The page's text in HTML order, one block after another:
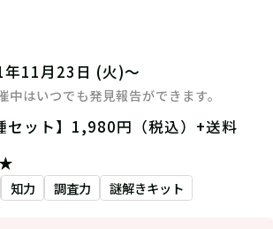
年11月23日 (火)～
中はいつでも発見報告ができます。
セット】1,980円（税込）+送料
知力 調査力 謎解きキット